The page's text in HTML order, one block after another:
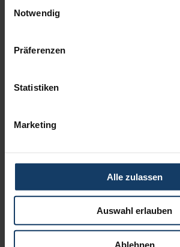
Notwendig
Präferenzen
Statistiken
Marketing
Alle zulassen
Auswahl erlauben
Ablehnen